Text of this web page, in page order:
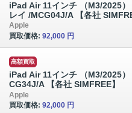
iPad Air 11インチ （M3/2025
レイ /MCG04J/A 【各社
Apple
買取価格: 92,000 円
高額買取
iPad Air 11インチ （M3/2025
CG34J/A 【各社 SIMFREE】
Apple
買取価格: 92,000 円